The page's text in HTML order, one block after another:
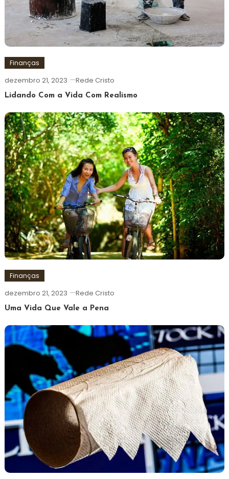
Finanças
dezembro 21, 2023 Rede Cristo
Lidando Com a Vida Com Realismo
Finanças
dezembro 21, 2023 Rede Cristo
Uma Vida Que Vale a Pena